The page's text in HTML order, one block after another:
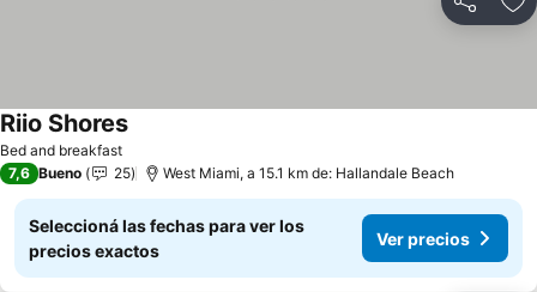
Compartir
Bed and breakfast
Riio Shores
7,6 Bueno 25 West Miami, a 15.1 km de: Hallandale Beach
Seleccioná las fechas para ver los
precios exactos
Ver precios